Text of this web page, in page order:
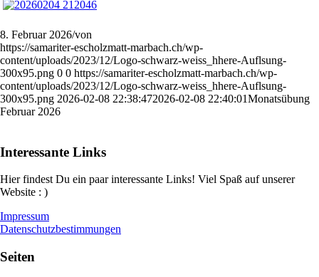
8. Februar 2026/von
https://samariter-escholzmatt-marbach.ch/wp-
content/uploads/2023/12/Logo-schwarz-weiss_hhere-Auflsung-
300x95.png 0 0 https://samariter-escholzmatt-marbach.ch/wp-
content/uploads/2023/12/Logo-schwarz-weiss_hhere-Auflsung-
300x95.png 2026-02-08 22:38:472026-02-08 22:40:01Monatsübung
Februar 2026
Interessante Links
Hier findest Du ein paar interessante Links! Viel Spaß auf unserer
Website : )
Impressum
Datenschutzbestimmungen
Seiten